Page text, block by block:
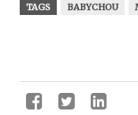
TAGS BABYCHOU